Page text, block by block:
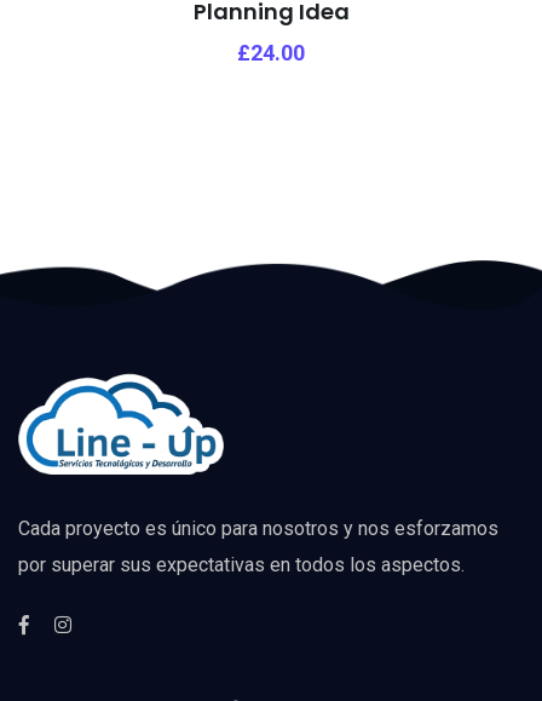
Planning Idea
£24.00
Cada proyecto es único para nosotros y nos esforzamos
por superar sus expectativas en todos los aspectos.